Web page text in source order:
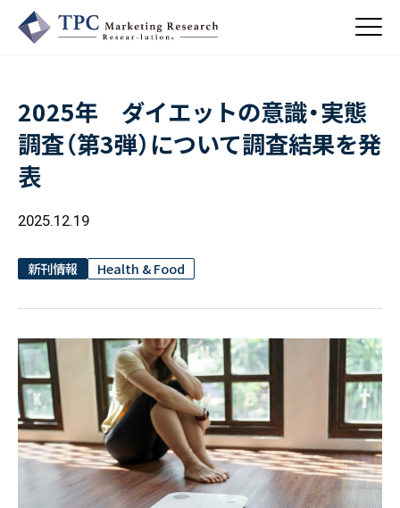
About Us ／ TPCについて
私たちの強み
CSR
Business
依頼・受託調査
- 競合調査
- クイックリサーチ
自主企画調査
お客様の声
Online Shop ／ 事業紹介
Pharmaceuticals & Medical
Chemical & Life Sciences
ALL
お知らせ
新刊情報
掲載情報
Newsletter
Recruit ／ 採用情報
採用TOP
- 求める人物像
- 人事育成システム
- 先輩社員の声
Contents ／ 事業紹介
お問い合わせ
2025年 ダイエットの意識・実態
調査（第3弾）について調査結果を発
表
2025.12.19
新刊情報 Health & Food